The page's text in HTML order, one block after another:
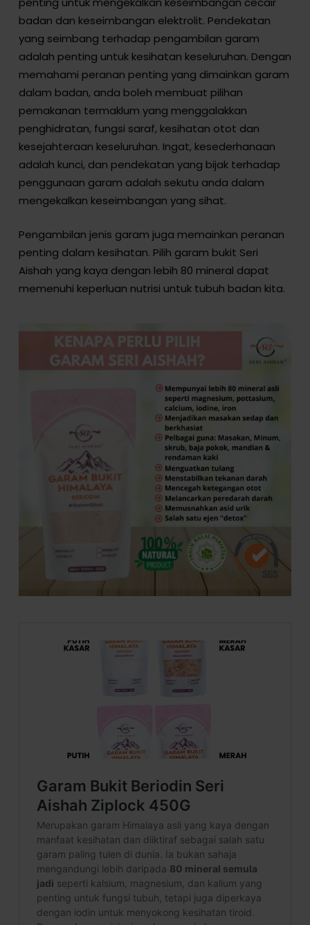
badan dan keseimbangan elektrolit. Pendekatan
yang seimbang terhadap pengambilan garam
adalah penting untuk kesihatan keseluruhan. Dengan
memahami peranan penting yang dimainkan garam
dalam badan, anda boleh membuat pilihan
pemakanan termaklum yang menggalakkan
penghidratan, fungsi saraf, kesihatan otot dan
kesejahteraan keseluruhan. Ingat, kesederhanaan
adalah kunci, dan pendekatan yang bijak terhadap
penggunaan garam adalah sekutu anda dalam
mengekalkan keseimbangan yang sihat.
Pengambilan jenis garam juga memainkan peranan
penting dalam kesihatan. Pilih garam bukit Seri
Aishah yang kaya dengan lebih 80 mineral dapat
memenuhi keperluan nutrisi untuk tubuh badan kita.